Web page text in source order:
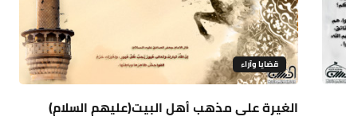
قضايا وآراء
الغيرة على مذهب أهل البيت(عليهم السلام)